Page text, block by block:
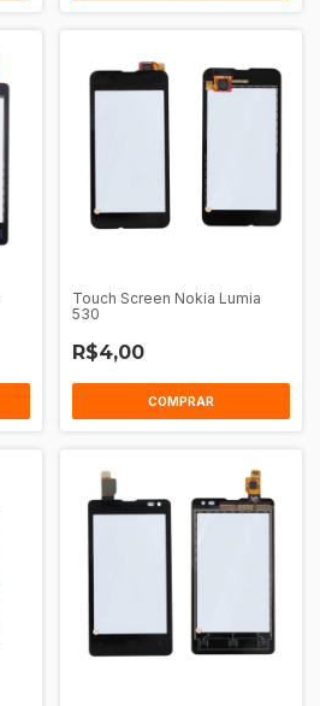
Touch Screen Nokia Lumia
530
R$4,00
COMPRAR